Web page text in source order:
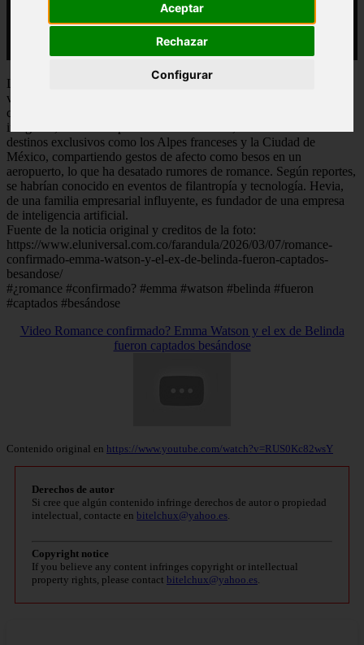
Aceptar
Rechazar
Configurar
Las redes sociales están pendientes de unas fotos filtradas que
vinculan al empresario mexicano Gonzalo Hevia Baillères, ex de la
cantante Belinda, con la actriz británica Emma Watson. Las
imágenes, difundidas por medios mexicanos, los muestran en
destinos exclusivos como los Alpes franceses y la Ciudad de
México, compartiendo gestos de afecto como besos en un
aeropuerto, lo que ha desatado rumores de romance. Según reportes,
se habrían conocido en eventos de filantropía y tecnología. Hevia,
de una familia empresarial influyente, es fundador de una empresa
de inteligencia artificial.
Fuente de la noticia original y creditos de la foto:
https://www.eluniversal.com.co/farandula/2026/03/07/romance-
confirmado-emma-watson-y-el-ex-de-belinda-fueron-captados-
besandose/
#¿romance #confirmado? #emma #watson #belinda #fueron
#captados #besándose
Video Romance confirmado? Emma Watson y el ex de Belinda
fueron captados besándose
Contenido original en https://www.youtube.com/watch?v=RUS0Kc82wsY
Derechos de autor
Si cree que algún contenido infringe derechos de autor o propiedad
intelectual, contacte en bitelchux@yahoo.es.
Copyright notice
If you believe any content infringes copyright or intellectual
property rights, please contact bitelchux@yahoo.es.